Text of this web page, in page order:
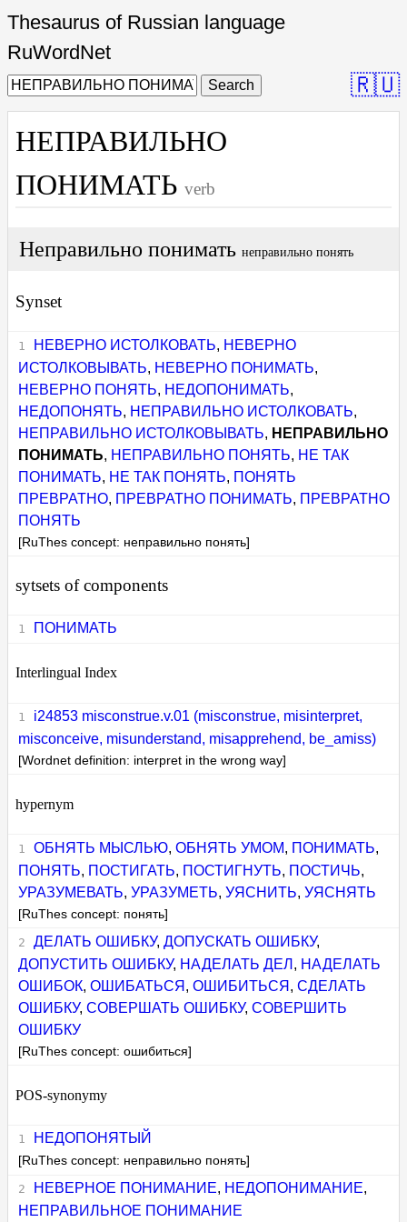
Thesaurus of Russian language
RuWordNet
Search 🇷🇺
НЕПРАВИЛЬНО
ПОНИМАТЬ verb
Неправильно понимать неправильно понять
Synset
НЕВЕРНО ИСТОЛКОВАТЬ, НЕВЕРНО
ИСТОЛКОВЫВАТЬ, НЕВЕРНО ПОНИМАТЬ,
НЕВЕРНО ПОНЯТЬ, НЕДОПОНИМАТЬ,
НЕДОПОНЯТЬ, НЕПРАВИЛЬНО ИСТОЛКОВАТЬ,
НЕПРАВИЛЬНО ИСТОЛКОВЫВАТЬ, НЕПРАВИЛЬНО
ПОНИМАТЬ, НЕПРАВИЛЬНО ПОНЯТЬ, НЕ ТАК
ПОНИМАТЬ, НЕ ТАК ПОНЯТЬ, ПОНЯТЬ
ПРЕВРАТНО, ПРЕВРАТНО ПОНИМАТЬ, ПРЕВРАТНО
ПОНЯТЬ
[RuThes concept: неправильно понять]
sytsets of components
ПОНИМАТЬ
Interlingual Index
i24853 misconstrue.v.01 (misconstrue, misinterpret,
misconceive, misunderstand, misapprehend, be_amiss)
[Wordnet definition: interpret in the wrong way]
hypernym
ОБНЯТЬ МЫСЛЬЮ, ОБНЯТЬ УМОМ, ПОНИМАТЬ,
ПОНЯТЬ, ПОСТИГАТЬ, ПОСТИГНУТЬ, ПОСТИЧЬ,
УРАЗУМЕВАТЬ,УРАЗУМЕТЬ,УЯСНИТЬ,УЯСНЯТЬ
[RuThes concept: понять]
ДЕЛАТЬ ОШИБКУ, ДОПУСКАТЬ ОШИБКУ,
ДОПУСТИТЬ ОШИБКУ, НАДЕЛАТЬ ДЕЛ , НАДЕЛАТЬ
ОШИБОК,ОШИБАТЬСЯ ,ОШИБИТЬСЯ ,СДЕЛАТЬ
ОШИБКУ,СОВЕРШАТЬ ОШИБКУ,СОВЕРШИТЬ
ОШИБКУ
[RuThes concept: ошибиться]
POS-synonymy
НЕДОПОНЯТЫЙ
[RuThes concept: неправильно понять]
НЕВЕРНОЕ ПОНИМАНИЕ, НЕДОПОНИМАНИЕ,
НЕПРАВИЛЬНОЕ ПОНИМАНИЕ